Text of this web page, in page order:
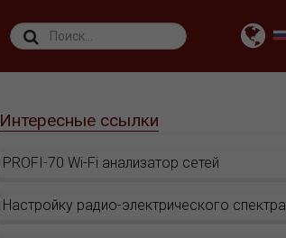
Интересные ссылки
PROFI-70 Wi-Fi анализатор сетей
Настройку радио-электрического спектра